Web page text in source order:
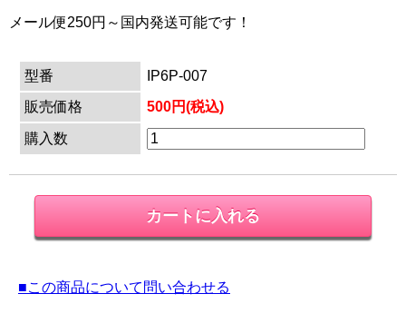
メール便250円～国内発送可能です！
型番
IP6P-007
販売価格
500円(税込)
購入数
■この商品について問い合わせる